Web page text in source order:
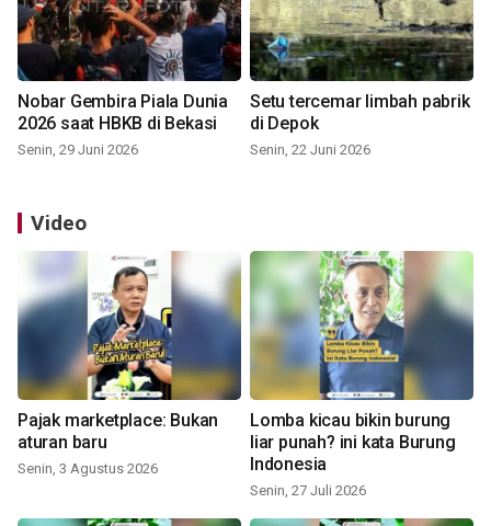
Nobar Gembira Piala Dunia
2026 saat HBKB di Bekasi
Senin, 29 Juni 2026
Setu tercemar limbah pabrik
di Depok
Senin, 22 Juni 2026
Video
Pajak marketplace: Bukan
aturan baru
Senin, 3 Agustus 2026
Lomba kicau bikin burung
liar punah? ini kata Burung
Indonesia
Senin, 27 Juli 2026